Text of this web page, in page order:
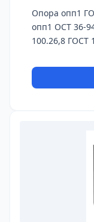
Опора опп1
опп1 ОСТ 36-
100.26,8 ГОСТ
паспорт
используемые
наличии